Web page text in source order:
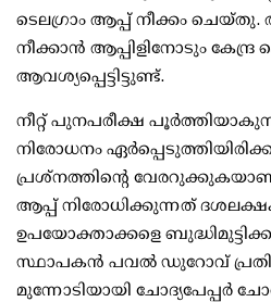
ടെലഗ്രാം ആപ്പ് നീക്കം ചെയ്തു.
നീക്കാന്‍ ആപ്പിളിനോടും കേന്ദ്ര
ആവശ്യപ്പെട്ടിട്ടുണ്ട്.
നീറ്റ് പുനപരീക്ഷ
നിരോധനം
പ്രശ്‌നത്തിന്റെ
ആപ്പ് നിരോധിക്കുന്നത്
ഉപയോക്താക്കളെ
സ്ഥാപകന്‍ പവല്‍ ഡുറോവ്
മുന്നോടിയായി ചോദ്യപേപ്പര്‍